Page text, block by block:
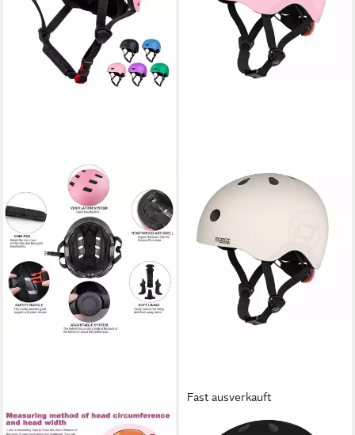
LUXUSKOLLEKTION
Fast ausverkauft
SCOOT AND RIDE